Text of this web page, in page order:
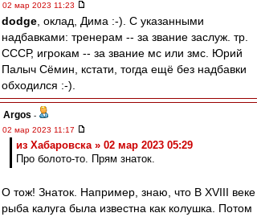
02 мар 2023 11:23
dodge , оклад, Дима :-). С указанными
надбавками: тренерам -- за звание заслуж. тр.
СССР, игрокам -- за звание мс или змс. Юрий
Палыч Сёмин, кстати, тогда ещё без надбавки
обходился :-).
Argos -
02 мар 2023 11:17
из Хабаровска » 02 мар 2023 05:29
Про болото-то. Прям знаток.
О тож! Знаток. Например, знаю, что В XVIII веке
рыба калуга была известна как колушка. Потом